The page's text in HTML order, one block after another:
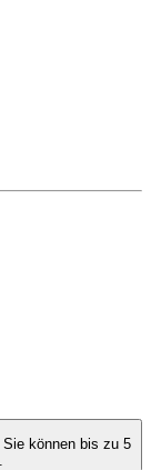
Sie können bis zu 5